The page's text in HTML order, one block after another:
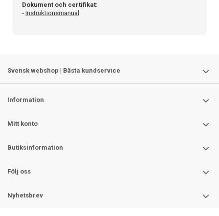
Dokument och certifikat:
- Instruktionsmanual
Svensk webshop | Bästa kundservice
Information
Mitt konto
Butiksinformation
Följ oss
Nyhetsbrev